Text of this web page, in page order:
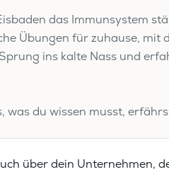
das Immunsystem
Übungen für zuhause, mit
ins kalte Nass und
was du wissen musst,
über dein Unternehmen,